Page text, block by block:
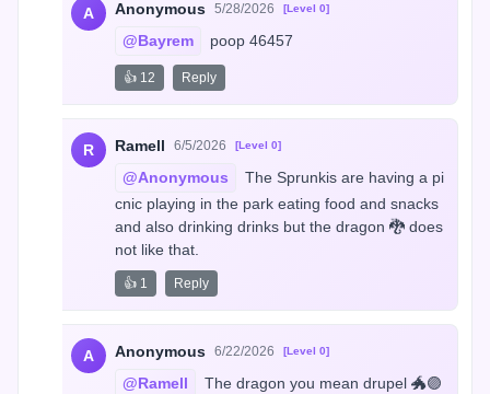
A Anonymous 5/28/2026 [Level 0]
@Bayrem poop 46457
👍 12 Reply
R Ramell 6/5/2026 [Level 0]
@Anonymous
The Sprunkis are having a pi
cnic playing in the park eating food and snacks
and also drinking drinks but the dragon 🐉 does
not like that.
👍 1 Reply
A Anonymous 6/22/2026 [Level 0]
@Ramell The dragon you mean drupel 🐲🟣